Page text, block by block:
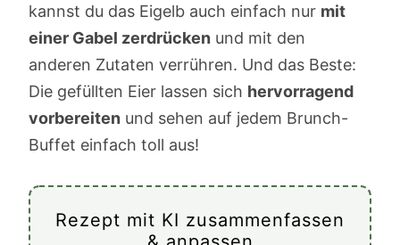
kannst du das Eigelb auch einfach nur mit
einer Gabel zerdrücken und mit den
anderen Zutaten verrühren. Und das Beste:
Die gefüllten Eier lassen sich hervorragend
vorbereiten und sehen auf jedem Brunch-
Buffet einfach toll aus!
Rezept mit KI zusammenfassen